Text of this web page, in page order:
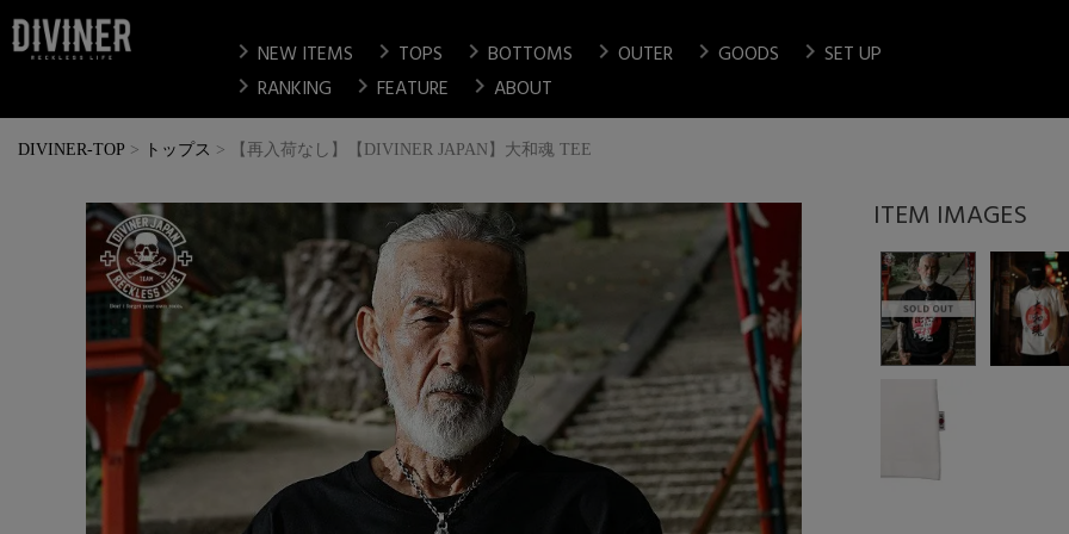
chevron_right NEW ITEMS chevron_right TOPS chevron_right BOTTOMS chevron_right OUTER chevron_right GOODS chevron_right SET UP
chevron_right RANKING chevron_right FEATURE chevron_right ABOUT
DIVINER-TOP トップス 【再入荷なし】【DIVINER JAPAN】大和魂 TEE